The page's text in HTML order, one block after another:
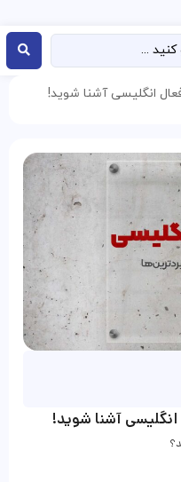
انگلیسی آشنا شوید!
انگلیسی آشنا شوید!